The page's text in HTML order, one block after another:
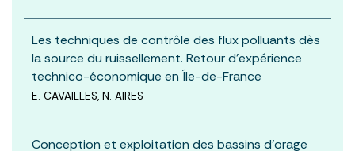
Les techniques de contrôle des flux polluants dès
la source du ruissellement. Retour d’expérience
technico-économique en Île-de-France
E. CAVAILLES, N. AIRES
Conception et exploitation des bassins d’orage